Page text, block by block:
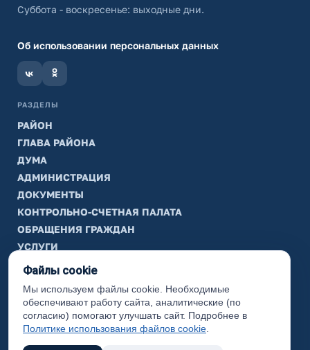
Суббота - воскресенье: выходные дни.
Об использовании персональных данных
РАЗДЕЛЫ
РАЙОН
ГЛАВА РАЙОНА
ДУМА
АДМИНИСТРАЦИЯ
ДОКУМЕНТЫ
КОНТРОЛЬНО-СЧЕТНАЯ ПАЛАТА
ОБРАЩЕНИЯ ГРАЖДАН
УСЛУГИ
ТИК
ИНФОРМАЦИЯ
Законодательная карта
Карта сайта
Файлы cookie
Мы используем файлы cookie. Необходимые
обеспечивают работу сайта, аналитические (по
согласию) помогают улучшать сайт. Подробнее в
Политике использования файлов cookie